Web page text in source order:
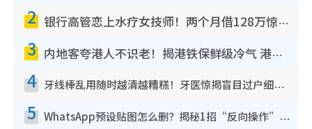
2 银行高管恋上水疗女技师！两个月借128万惊觉“沉船”沉落火海 揭背后疑似邪教操控卖淫
3 内地客夸港人不识老！揭港铁保鲜级冷气 港人求放过：别投诉
4 牙线棒乱用随时越清越糟糕！牙医惊揭盲目过户细菌恐致龋齿：这种才是日常真保养
5 WhatsApp预设贴图怎么删？揭秘1招“反向操作”还原简洁界面 附3步实测教程